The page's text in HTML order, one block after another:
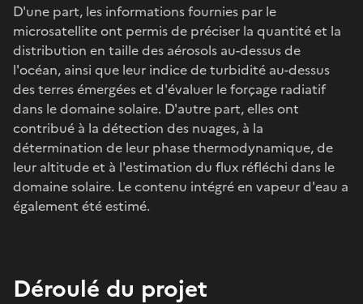
D'une part, les informations fournies par le
microsatellite ont permis de préciser la quantité et la
distribution en taille des aérosols au-dessus de
l'océan, ainsi que leur indice de turbidité au-dessus
des terres émergées et d'évaluer le forçage radiatif
dans le domaine solaire. D'autre part, elles ont
contribué à la détection des nuages, à la
détermination de leur phase thermodynamique, de
leur altitude et à l'estimation du flux réfléchi dans le
domaine solaire. Le contenu intégré en vapeur d'eau a
également été estimé.
Déroulé du projet